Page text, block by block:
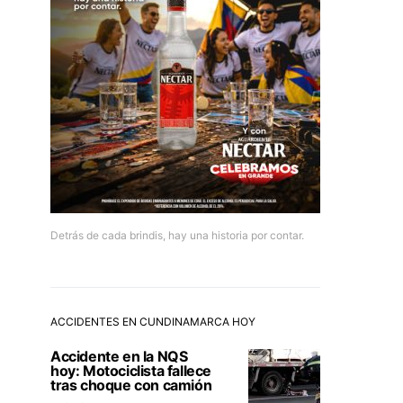
Detrás de cada brindis, hay una historia por contar.
ACCIDENTES EN CUNDINAMARCA HOY
Accidente en la NQS
hoy: Motociclista fallece
tras choque con camión